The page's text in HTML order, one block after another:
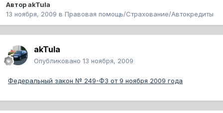
АвторakTula
13 ноября, 2009 в Правовая помощь/Страхование/Автокредиты
akTula
Опубликовано 13 ноября, 2009
Федеральный закон № 249-ФЗ от 9 ноября 2009 года